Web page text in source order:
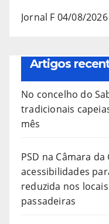
Jornal F 04/08/2026
Artigos
No concelho do
tradicionais
mês
PSD na Câmara
acessibilidades
reduzida nos
passadeiras